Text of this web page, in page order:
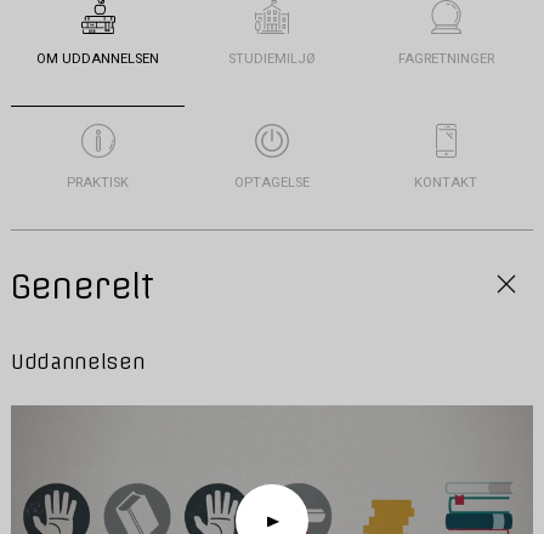
OM UDDANNELSEN STUDIEMILJØ FAGRETNINGER
PRAKTISK OPTAGELSE KONTAKT
Generelt
Uddannelsen